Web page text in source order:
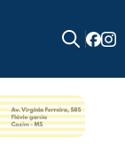
for: